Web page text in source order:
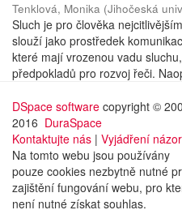
Tenklová, Monika (Jihočeská
Sluch je pro člověka
slouží jako prostředek
které mají vrozenou vadu
předpokladů pro rozvoj řeči.
DSpace software copyright ©
2016 DuraSpace
Kontaktujte nás | Vyjádření
Na tomto webu jsou používány
pouze cookies nezbytně nutné
zajištění fungování webu, pro
není nutné získat souhlas.